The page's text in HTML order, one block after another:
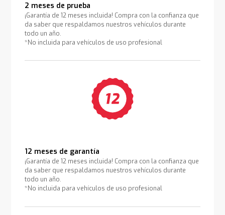
2 meses de prueba
¡Garantía de 12 meses incluida! Compra con la confianza que
da saber que respaldamos nuestros vehículos durante
todo un año.
*No incluida para vehículos de uso profesional
12 meses de garantía
¡Garantía de 12 meses incluida! Compra con la confianza que
da saber que respaldamos nuestros vehículos durante
todo un año.
*No incluida para vehículos de uso profesional